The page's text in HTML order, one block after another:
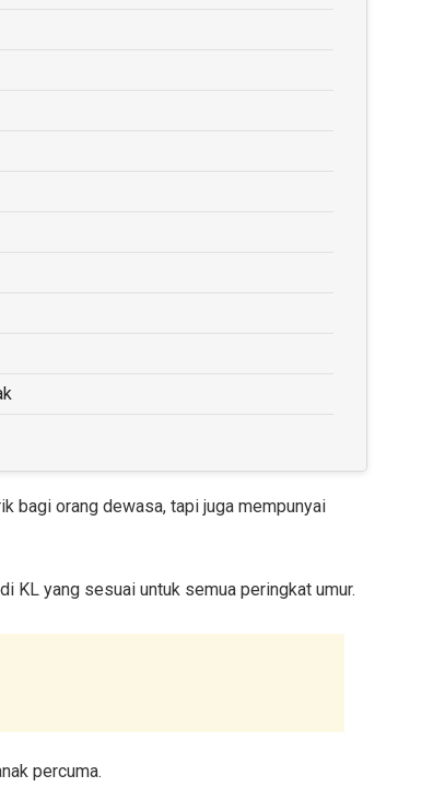
bagi orang dewasa, tapi juga mempunyai
KL yang sesuai untuk semua peringkat umur.
percuma.